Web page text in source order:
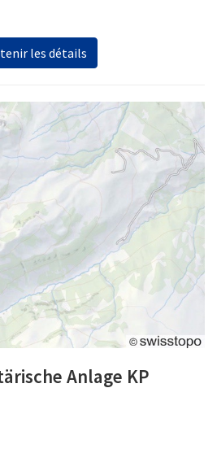
les détails
Anlage KP